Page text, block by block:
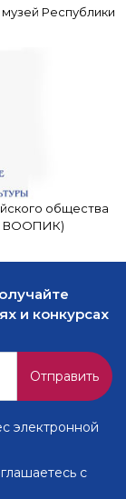
Республики
общества
ВООПИК)
и конкурсах
Отправить
электронной
с